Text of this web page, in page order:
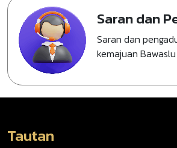
Saran dan
Saran dan
kemajuan Bawaslu
Tautan